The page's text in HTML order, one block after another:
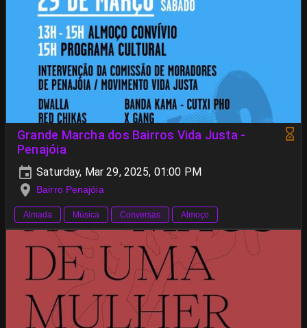
Grande Marcha dos Bairros Vida Justa -
Penajóia
Saturday, Mar 29, 2025, 01:00 PM
Bairro Penajóia
Almada Música Conversas Almoço